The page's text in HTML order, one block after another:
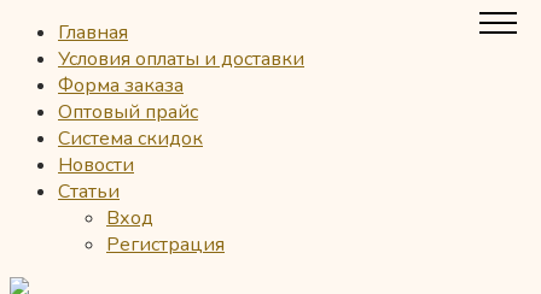
Главная
Условия оплаты и доставки
Форма заказа
Оптовый прайс
Система скидок
Новости
Статьи
Вход
Регистрация